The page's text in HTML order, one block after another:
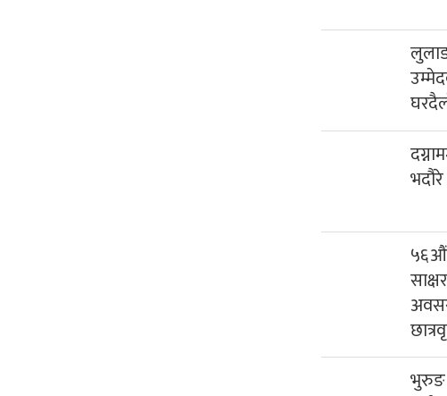
५६औं
भुरुङ